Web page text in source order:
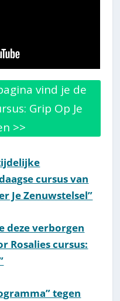
vind je de
Grip Op Je
>>
cursus van
Je Zenuwstelsel”
deze verborgen
Rosalies cursus:
tegen